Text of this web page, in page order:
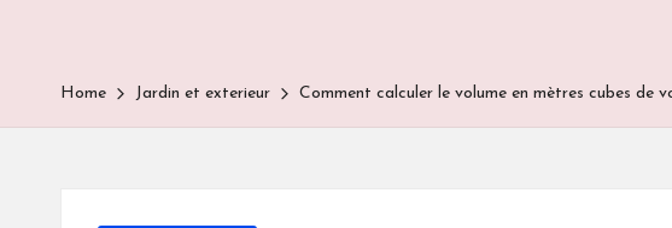
Home Jardin et exterieur Comment calculer le volume en mètres cubes de